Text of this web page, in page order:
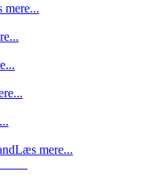
mere...
Læs mere...